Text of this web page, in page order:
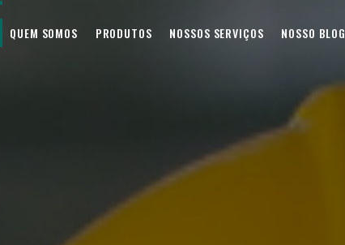
QUEM SOMOS PRODUTOS NOSSOS SERVIÇOS NOSSO BLOG